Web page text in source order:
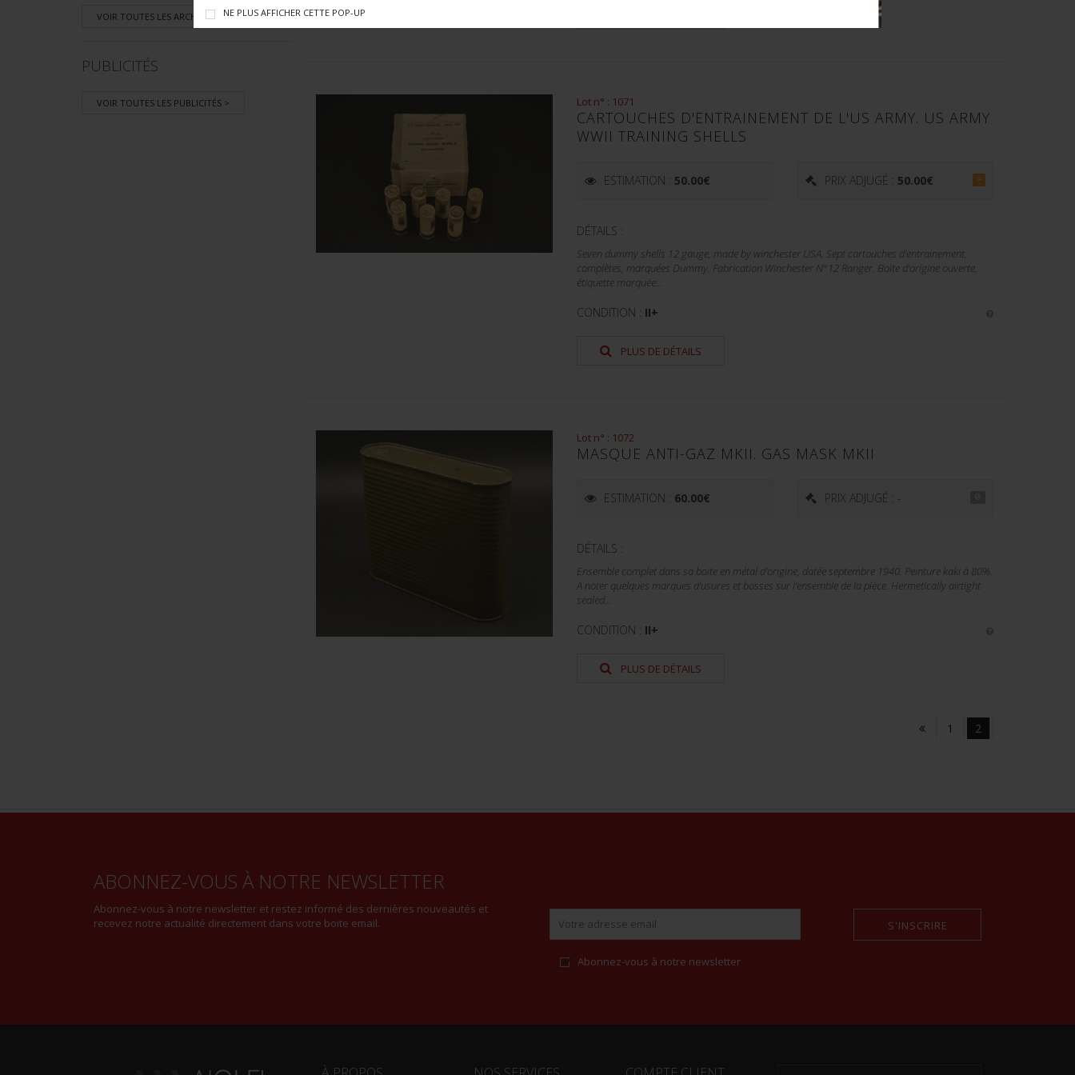
NE PLUS AFFICHER CETTE POP-UP
Lot n° : 1071
CARTOUCHES D'ENTRAINEMENT DE L'US ARMY. US ARMY
WWII TRAINING SHELLS
ESTIMATION : 50.00€ PRIX ADJUGÉ : 50.00€ =
DÉTAILS :
Seven dummy shells 12 gauge, made by winchester USA. Sept cartouches d'entrainement,
complètes, marquées Dummy. Fabrication Winchester N°12 Ranger. Boite d'origine ouverte,
étiquette marquée...
CONDITION : II+
PLUS DE DÉTAILS
Lot n° : 1072
MASQUE ANTI-GAZ MKII. GAS MASK MKII
ESTIMATION : 60.00€ PRIX ADJUGÉ : -
DÉTAILS :
Ensemble complet dans sa boite en métal d'origine, datée septembre 1940. Peinture kaki à 80%.
A noter quelques marques d'usures et bosses sur l'ensemble de la pièce. Hermetically airtight
sealed...
CONDITION : II+
PLUS DE DÉTAILS
1 2
VOIR TOUTES LES ARCHIVES >
PUBLICITÉS
VOIR TOUTES LES PUBLICITÉS >
ABONNEZ-VOUS À NOTRE NEWSLETTER
Abonnez-vous à notre newsletter et restez informé des dernières nouveautés et
recevez notre actualité directement dans votre boite email.
Abonnez-vous à notre newsletter
S'INSCRIRE